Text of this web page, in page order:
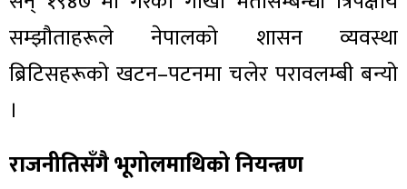
सम्झौताहरूले नेपालको शासन व्यवस्था
ब्रिटिसहरूको खटन–पटनमा चलेर परावलम्बी बन्यो
।
राजनीतिसँगै भूगोलमाथिको नियन्त्रण